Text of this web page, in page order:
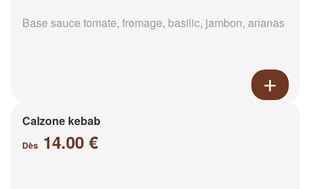
Base sauce tomate, fromage, basilic, jambon, ananas
Calzone kebab
Dès 14.00 €